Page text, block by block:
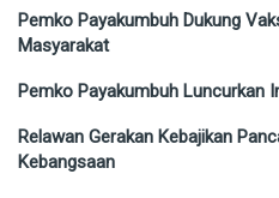
Pemko Payakumbuh Dukung
Masyarakat
Pemko Payakumbuh Luncurkan
Relawan Gerakan Kebajikan
Kebangsaan